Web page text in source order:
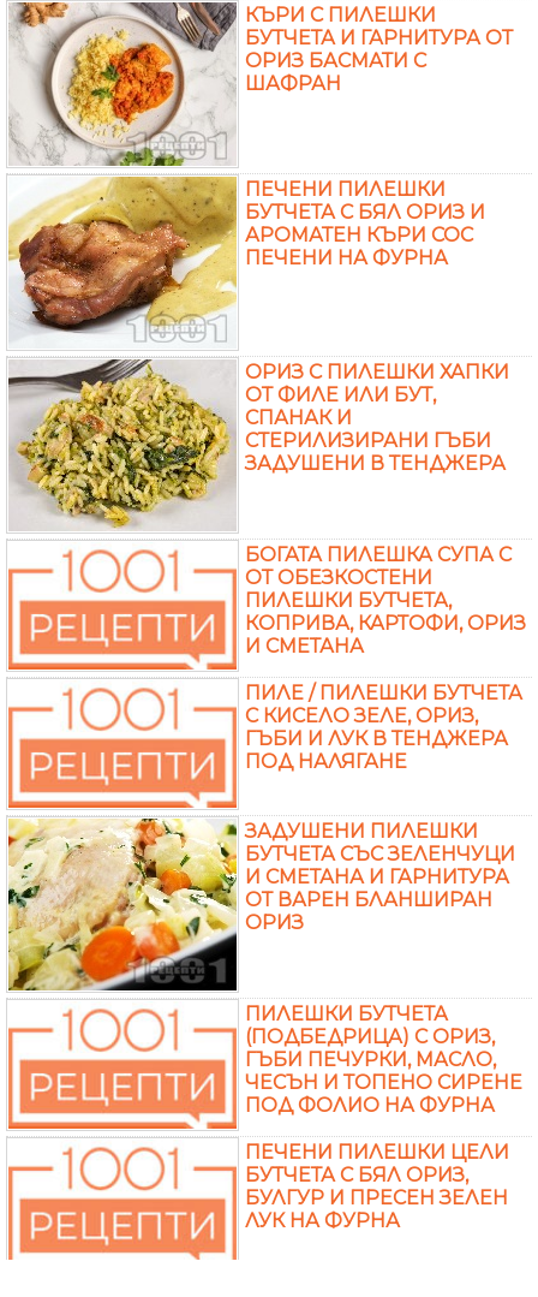
КЪРИ С ПИЛЕШКИ
БУТЧЕТА И ГАРНИТУРА ОТ
ОРИЗ БАСМАТИ С
ШАФРАН
ПЕЧЕНИ ПИЛЕШКИ
БУТЧЕТА С БЯЛ ОРИЗ И
АРОМАТЕН КЪРИ СОС
ПЕЧЕНИ НА ФУРНА
ОРИЗ С ПИЛЕШКИ ХАПКИ
ОТ ФИЛЕ ИЛИ БУТ,
СПАНАК И
СТЕРИЛИЗИРАНИ ГЪБИ
ЗАДУШЕНИ В ТЕНДЖЕРА
БОГАТА ПИЛЕШКА СУПА С
ОТ ОБЕЗКОСТЕНИ
ПИЛЕШКИ БУТЧЕТА,
КОПРИВА, КАРТОФИ, ОРИЗ
И СМЕТАНА
ПИЛЕ / ПИЛЕШКИ БУТЧЕТА
С КИСЕЛО ЗЕЛЕ, ОРИЗ,
ГЪБИ И ЛУК В ТЕНДЖЕРА
ПОД НАЛЯГАНЕ
ЗАДУШЕНИ ПИЛЕШКИ
БУТЧЕТА СЪС ЗЕЛЕНЧУЦИ
И СМЕТАНА И ГАРНИТУРА
ОТ ВАРЕН БЛАНШИРАН
ОРИЗ
ПИЛЕШКИ БУТЧЕТА
(ПОДБЕДРИЦА) С ОРИЗ,
ГЪБИ ПЕЧУРКИ, МАСЛО,
ЧЕСЪН И ТОПЕНО СИРЕНЕ
ПОД ФОЛИО НА ФУРНА
ПЕЧЕНИ ПИЛЕШКИ ЦЕЛИ
БУТЧЕТА С БЯЛ ОРИЗ,
БУЛГУР И ПРЕСЕН ЗЕЛЕН
ЛУК НА ФУРНА